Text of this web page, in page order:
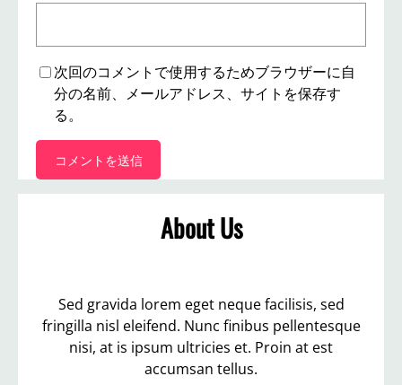
次回のコメントで使用するためブラウザーに自
分の名前、メールアドレス、サイトを保存す
る。
About Us
Sed gravida lorem eget neque facilisis, sed
fringilla nisl eleifend. Nunc finibus pellentesque
nisi, at is ipsum ultricies et. Proin at est
accumsan tellus.